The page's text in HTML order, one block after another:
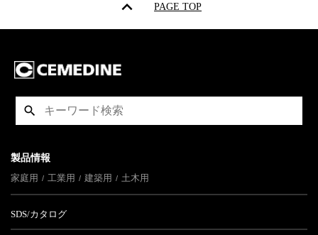
PAGE TOP
製品情報
家庭用
工業用 建築用 土木用
SDS/カタログ